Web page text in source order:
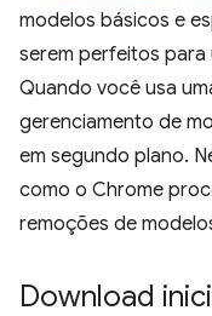
modelos básicos e
serem perfeitos para
Quando você usa
gerenciamento de
em segundo plano.
como o Chrome
remoções de
Download